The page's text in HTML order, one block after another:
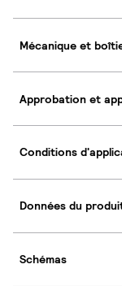
Mécanique et
Approbation et
Conditions
Données du
Schémas